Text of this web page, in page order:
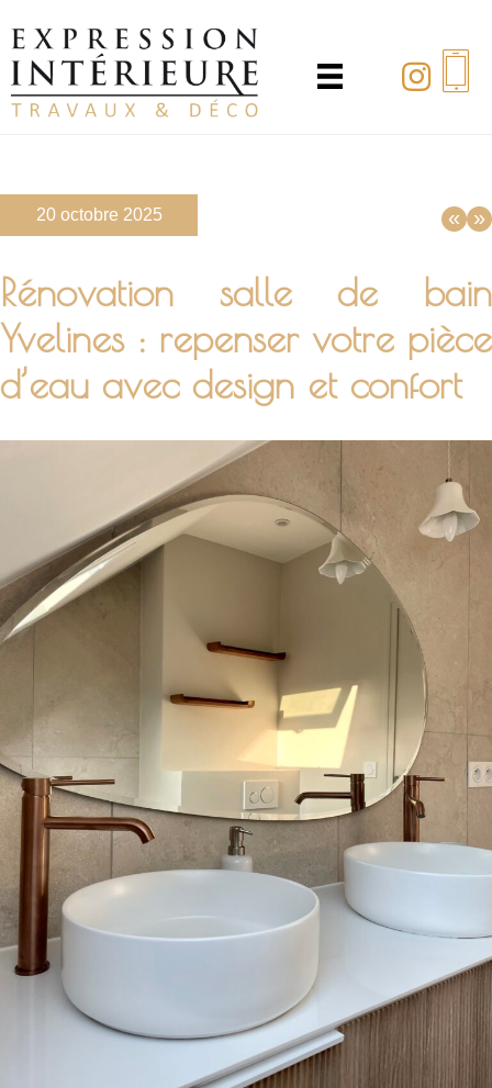
au
contenu
principal
« »
20 octobre 2025
Rénovation salle de bain
Yvelines : repenser votre pièce
d’eau avec design et confort